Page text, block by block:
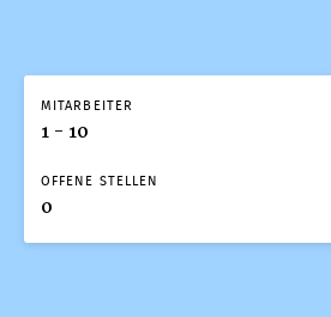
MITARBEITER
1 - 10
OFFENE STELLEN
0